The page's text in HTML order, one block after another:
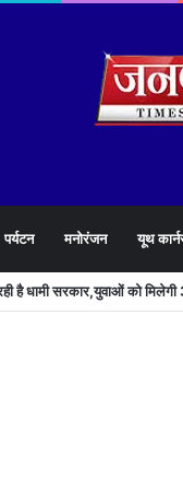
पर्यटन मनोरंजन यूथ
है धामी सरकार,युवाओं को मिलेगी